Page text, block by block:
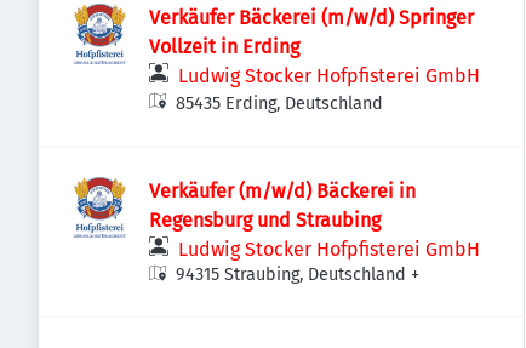
Verkäufer Bäckerei (m/w/d) Springer
Vollzeit in Erding
Ludwig Stocker Hofpfisterei GmbH
85435 Erding, Deutschland
Verkäufer (m/w/d) Bäckerei in
Regensburg und Straubing
Ludwig Stocker Hofpfisterei GmbH
94315 Straubing, Deutschland +